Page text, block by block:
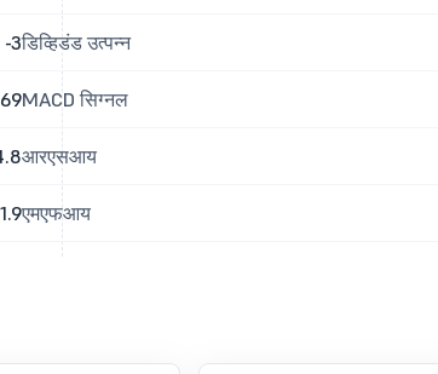
-3डिव्हिडंड उत्पन्न
MACD सिग्नल
आरएसआय
एमएफआय